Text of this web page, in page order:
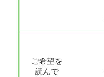
ご希望を
読んで